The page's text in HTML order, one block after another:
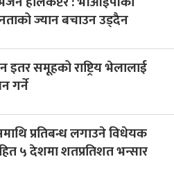
ज्यान बचाउन उड्दैन
इतर समूहको राष्ट्रिय भेलालाई
गर्ने
प्रतिबन्ध लगाउने विधेयक
५ देशमा शतप्रतिशत भन्सार